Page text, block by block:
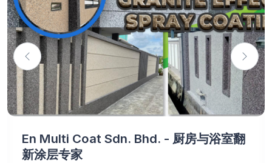
En Multi Coat Sdn. Bhd. - 厨房与浴室翻
新涂层专家